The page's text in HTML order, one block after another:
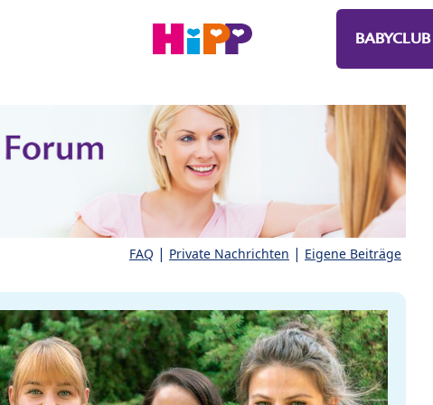
BABYCLUB
FAQ | Private Nachrichten | Eigene Beiträge